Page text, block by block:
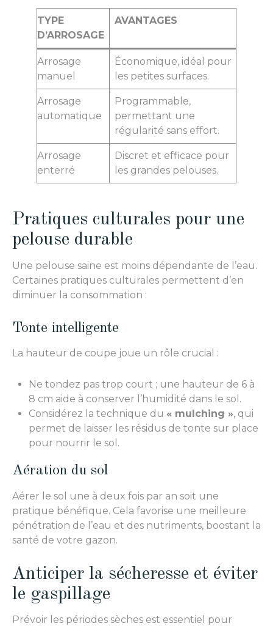
TYPE
D’ARROSAGE
AVANTAGES
Arrosage
manuel
Économique, idéal pour
les petites surfaces.
Arrosage
automatique
Programmable,
permettant une
régularité sans effort.
Arrosage
enterré
Discret et efficace pour
les grandes pelouses.
Pratiques culturales pour une
pelouse durable
Une pelouse saine est moins dépendante de l’eau.
Certaines pratiques culturales permettent d’en
diminuer la consommation :
Tonte intelligente
La hauteur de coupe joue un rôle crucial :
Ne tondez pas trop court ; une hauteur de 6 à
8 cm aide à conserver l’humidité dans le sol.
Considérez la technique du « mulching », qui
permet de laisser les résidus de tonte sur place
pour nourrir le sol.
Aération du sol
Aérer le sol une à deux fois par an soit une
pratique bénéfique. Cela favorise une meilleure
pénétration de l’eau et des nutriments, boostant la
santé de votre gazon.
Anticiper la sécheresse et éviter
le gaspillage
Prévoir les périodes sèches est essentiel pour